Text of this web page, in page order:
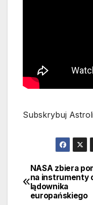
Subskrybuj
wpisu
NASA zbiera
na instrumenty
lądownika
europańskiego